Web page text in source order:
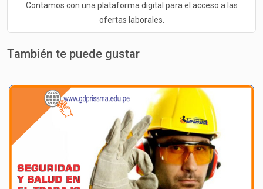
Contamos con una plataforma digital para el acceso a las
ofertas laborales.
También te puede gustar